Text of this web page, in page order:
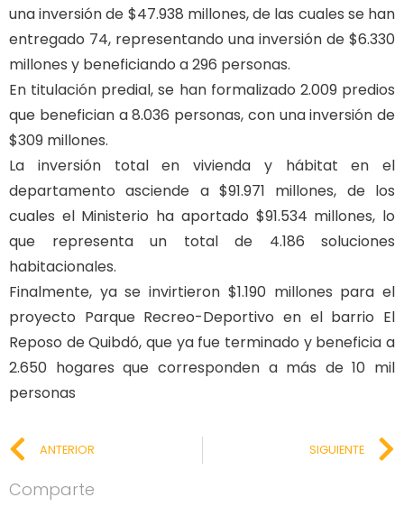
una inversión de $47.938 millones, de las cuales se han
entregado 74, representando una inversión de $6.330
millones y beneficiando a 296 personas.
En titulación predial, se han formalizado 2.009 predios
que benefician a 8.036 personas, con una inversión de
$309 millones.
La inversión total en vivienda y hábitat en el
departamento asciende a $91.971 millones, de los
cuales el Ministerio ha aportado $91.534 millones, lo
que representa un total de 4.186 soluciones
habitacionales.
Finalmente, ya se invirtieron $1.190 millones para el
proyecto Parque Recreo-Deportivo en el barrio El
Reposo de Quibdó, que ya fue terminado y beneficia a
2.650 hogares que corresponden a más de 10 mil
personas
ANTERIOR SIGUIENTE
Comparte